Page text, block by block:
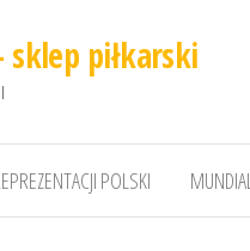
sklep piłkarski
POLSKI